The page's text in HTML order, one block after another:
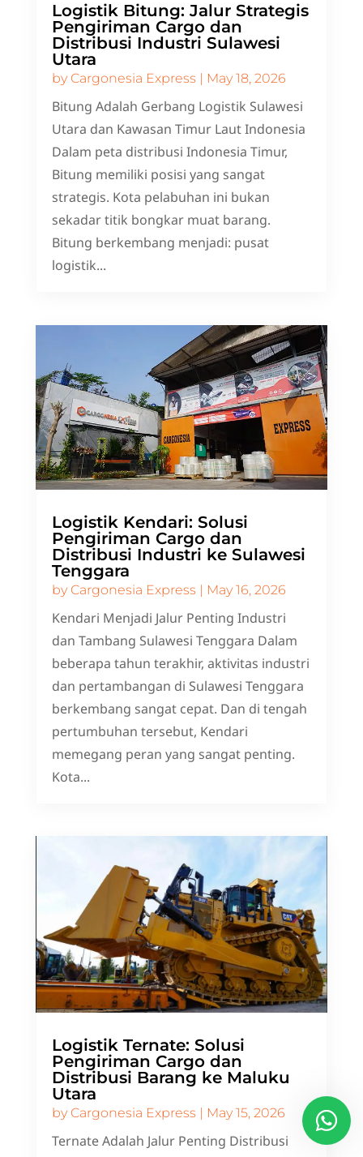
Logistik Bitung: Jalur Strategis
Pengiriman Cargo dan
Distribusi Industri Sulawesi
Utara
by Cargonesia Express May 18, 2026
Bitung Adalah Gerbang Logistik Sulawesi
Utara dan Kawasan Timur Laut Indonesia
Dalam peta distribusi Indonesia Timur,
Bitung memiliki posisi yang sangat
strategis. Kota pelabuhan ini bukan
sekadar titik bongkar muat barang.
Bitung berkembang menjadi: pusat
logistik...
Logistik Kendari: Solusi
Pengiriman Cargo dan
Distribusi Industri ke Sulawesi
Tenggara
by Cargonesia Express | May 16, 2026
Kendari Menjadi Jalur Penting Industri
dan Tambang Sulawesi Tenggara Dalam
beberapa tahun terakhir, aktivitas industri
dan pertambangan di Sulawesi Tenggara
berkembang sangat cepat. Dan di tengah
pertumbuhan tersebut, Kendari
memegang peran yang sangat penting.
Kota...
Logistik Ternate: Solusi
Pengiriman Cargo dan
Distribusi Barang ke Maluku
Utara
by Cargonesia Express | May 15, 2026
Ternate Adalah Jalur Penting Distribusi